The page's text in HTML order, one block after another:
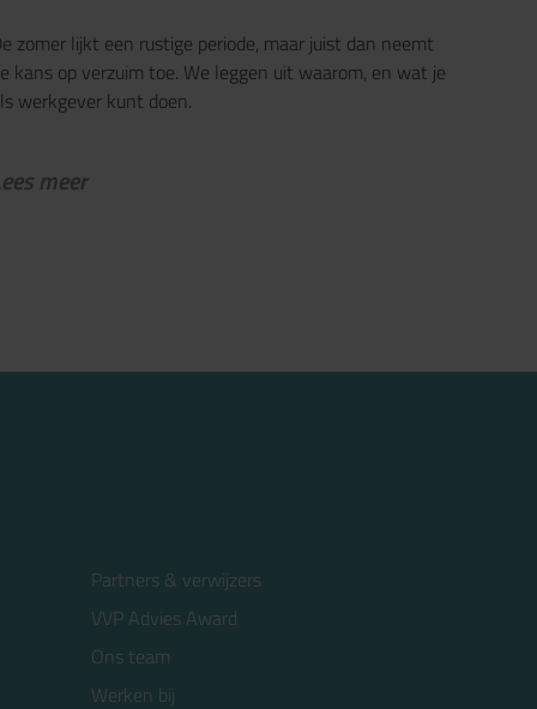
zomer lijkt een rustige periode, maar juist dan neemt
kans op verzuim toe. We leggen uit waarom, en wat je
werkgever kunt doen.
meer
Partners & verwijzers
VVP Advies Award
Ons team
Werken bij